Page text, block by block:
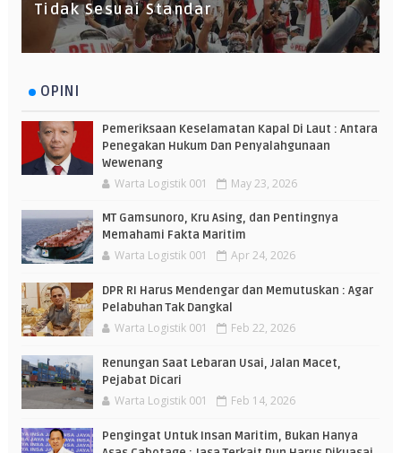
Tidak Sesuai Standar
OPINI
Pemeriksaan Keselamatan Kapal Di Laut : Antara
Penegakan Hukum Dan Penyalahgunaan
Wewenang
Warta Logistik 001 May 23, 2026
MT Gamsunoro, Kru Asing, dan Pentingnya
Memahami Fakta Maritim
Warta Logistik 001 Apr 24, 2026
DPR RI Harus Mendengar dan Memutuskan : Agar
Pelabuhan Tak Dangkal
Warta Logistik 001 Feb 22, 2026
Renungan Saat Lebaran Usai, Jalan Macet,
Pejabat Dicari
Warta Logistik 001 Feb 14, 2026
Pengingat Untuk Insan Maritim, Bukan Hanya